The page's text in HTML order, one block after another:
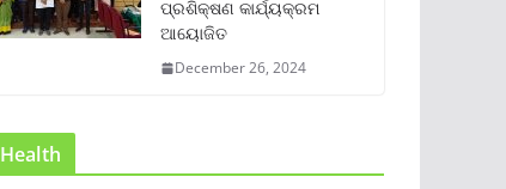
ପ୍ରଶିକ୍ଷଣ କାର୍ଯ୍ୟକ୍ରମ
ଆୟୋଜିତ
December 26, 2024
Health